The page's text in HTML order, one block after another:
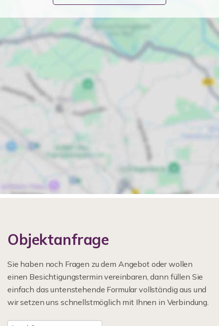
Objektanfrage
Sie haben noch Fragen zu dem Angebot oder wollen
einen Besichtigungstermin vereinbaren, dann füllen Sie
einfach das untenstehende Formular vollständig aus und
wir setzen uns schnellstmöglich mit Ihnen in Verbindung.